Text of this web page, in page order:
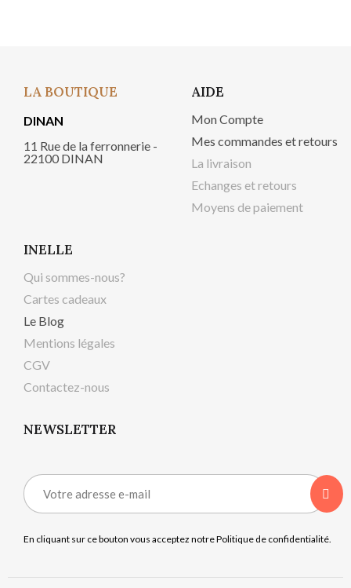
LA BOUTIQUE
DINAN
11 Rue de la ferronnerie -
22100 DINAN
AIDE
Mon Compte
Mes commandes et retours
La livraison
Echanges et retours
Moyens de paiement
INELLE
Qui sommes-nous?
Cartes cadeaux
Le Blog
Mentions légales
CGV
Contactez-nous
NEWSLETTER
En cliquant sur ce bouton vous acceptez notre Politique de confidentialité.